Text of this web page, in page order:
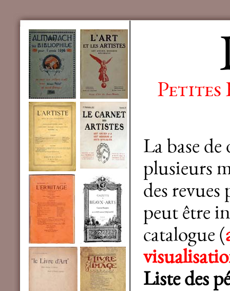
Petites
La base
plusieurs
des revues
peut être
catalogue (
Liste des